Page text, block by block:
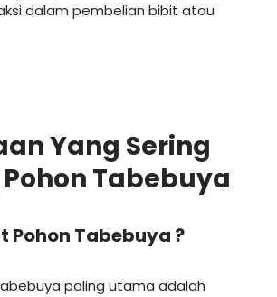
dalam pembelian bibit atau
Yang Sering
Tabebuya
Pohon Tabebuya ?
paling utama adalah